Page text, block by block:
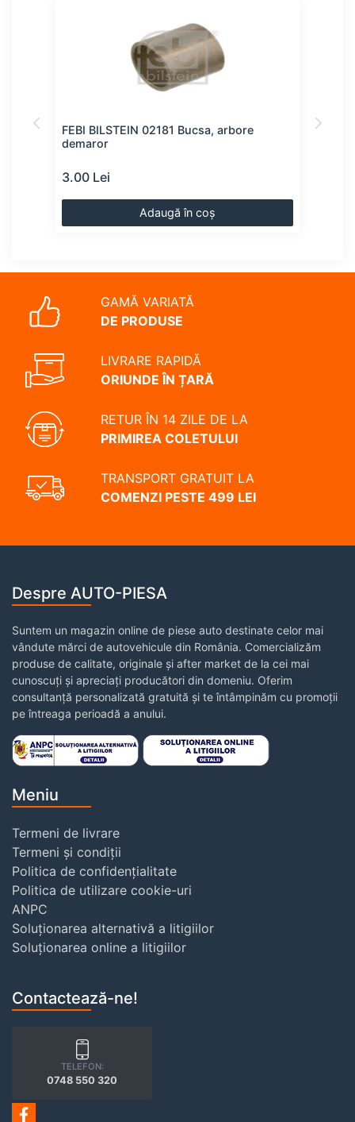
FEBI BILSTEIN 02181 Bucsa, arbore
demaror
3.00 Lei
Adaugă în coș
GAMĂ VARIATĂ
DE PRODUSE
LIVRARE RAPIDĂ
ORIUNDE ÎN ȚARĂ
RETUR ÎN 14 ZILE DE LA
PRIMIREA COLETULUI
TRANSPORT GRATUIT LA
COMENZI PESTE 499 LEI
Despre AUTO-PIESA
Suntem un magazin online de piese auto destinate celor mai
vândute mărci de autovehicule din România. Comercializăm
produse de calitate, originale și after market de la cei mai
cunoscuți și apreciați producători din domeniu. Oferim
consultanță personalizată gratuită și te întâmpinăm cu promoții
pe întreaga perioadă a anului.
Meniu
Termeni de livrare
Termeni și condiții
Politica de confidențialitate
Politica de utilizare cookie-uri
ANPC
Soluționarea alternativă a litigiilor
Soluționarea online a litigiilor
Contactează-ne!
TELEFON:
0748 550 320